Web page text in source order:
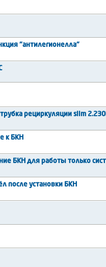
"антилегионелла"
рециркуляции slim 2.230i
к БКН
БКН для работы только
после установки БКН